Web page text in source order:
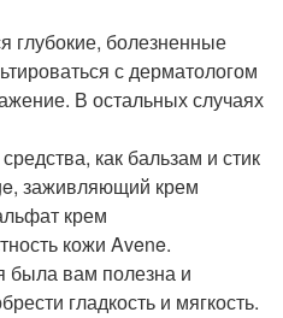
глубокие, болезненные
с дерматологом
В остальных случаях
как бальзам и стик
заживляющий крем
крем
кожи Avene.
была вам полезна и
гладкость и мягкость.